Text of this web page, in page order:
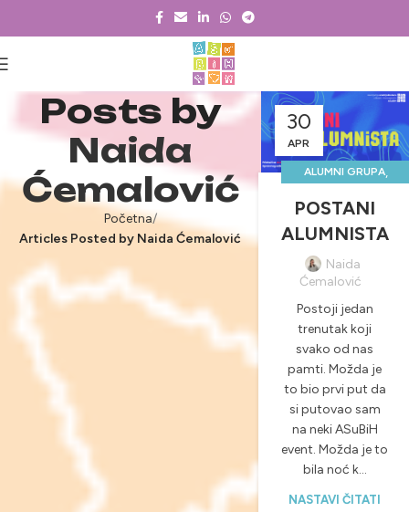
Posts by
Naida
Ćemalović
Početna
Articles Posted by Naida Ćemalović
30
APR
ALUMNI GRUPA,
NOVOSTI &
PROJEKTI
POSTANI
ALUMNISTA
Naida
Ćemalović
Postoji jedan
trenutak koji
svako od nas
pamti. Možda je
to bio prvi put da
si putovao sam
na neki ASuBiH
event. Možda je to
bila noć k...
NASTAVI ČITATI